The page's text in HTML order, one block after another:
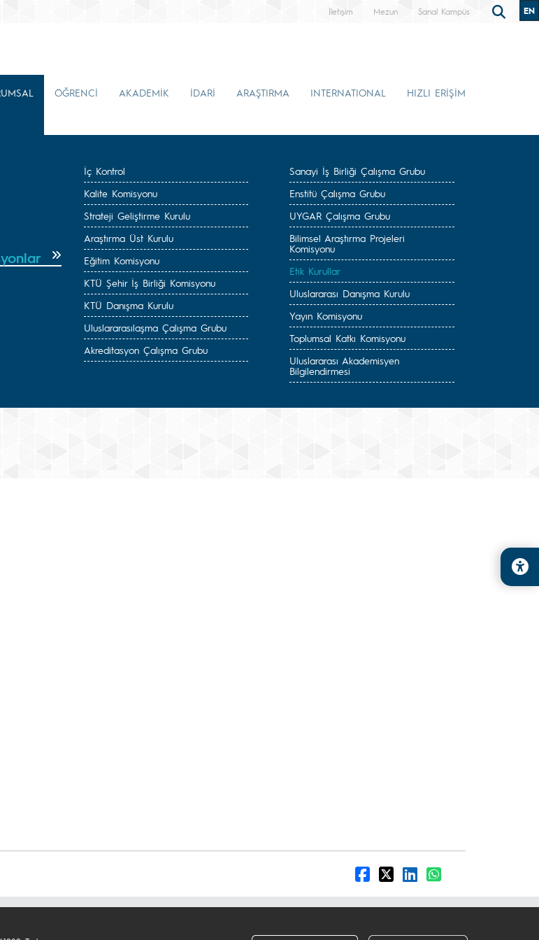
İletişim Mezun Sanal Kampüs EN
ÖĞRENCİ AKADEMİK İDARİ ARAŞTIRMA INTERNATIONAL HIZLI ERİŞİM
İç Kontrol
Kalite Komisyonu
Strateji Geliştirme Kurulu
Araştırma Üst Kurulu
Eğitim Komisyonu
KTÜ Şehir İş Birliği Komisyonu
KTÜ Danışma Kurulu
Uluslararasılaşma Çalışma Grubu
Akreditasyon Çalışma Grubu
Sanayi İş Birliği Çalışma Grubu
Enstitü Çalışma Grubu
UYGAR Çalışma Grubu
Bilimsel Araştırma Projeleri
Komisyonu
Etik Kurullar
Uluslararası Danışma Kurulu
Yayın Komisyonu
Toplumsal Katkı Komisyonu
Uluslararası Akademisyen
Bilgilendirmesi